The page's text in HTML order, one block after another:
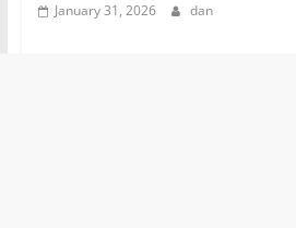
January 31, 2026 dan